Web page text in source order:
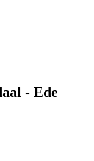
- Ede